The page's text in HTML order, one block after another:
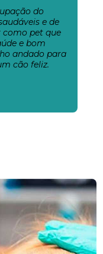
do
e de
pet que
e bom
andado para
cão feliz.